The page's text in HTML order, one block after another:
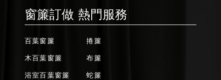
窗簾訂做 熱門服務
百葉窗簾
木百葉窗簾
浴室百葉窗簾
捲簾
布簾
蛇簾